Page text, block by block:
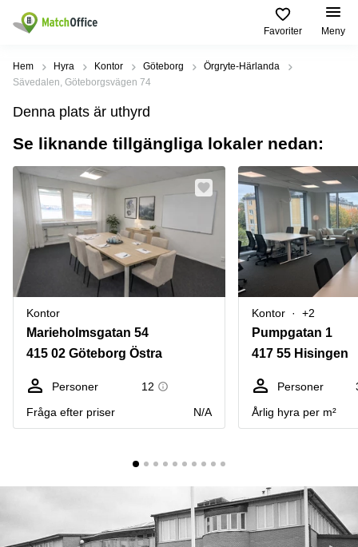
Favoriter Meny
Hyra / hyra ut
Kategorier
Kontor
Kontorshotell
Coworking
space
Lagerlokaler
Industrilokaler
Butikslokaler
Verkstad
kontor
Populära
Städer
Stockholm
Göteborg
Malmö
Uppsala
Norrköping
Skåne
Vasastan
Populära
sökningar
Kontorshotell
Stockholm
Hyra lokal
Stockholm
Kontorshotell
Göteborg
Coworking
Kontorshotell
Malmö
Coworking
Malmö
Lediga
Lediga
Hjälp
Om oss
Bli hyresvärd
Logga in
Hem Hyra Kontor Göteborg
Örgryte-Härlanda
Sävedalen, Göteborgsvägen 74
Denna plats är uthyrd
Se liknande tillgängliga lokaler nedan:
Kontor
Marieholmsgatan 54
415 02 Göteborg Östra
Personer
12
Fråga efter priser
N/A
Kontor +2
Pumpgatan 1
417 55 Hisingen
Personer
Årlig hyra per m²